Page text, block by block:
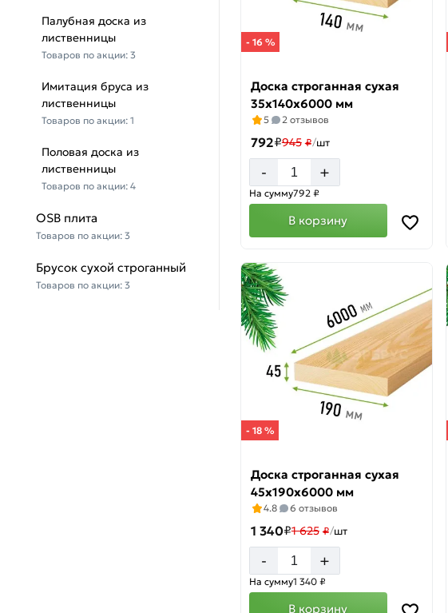
Палубная доска из
лиственницы
Товаров по акции: 3
Имитация бруса из
лиственницы
Товаров по акции: 1
Половая доска из
лиственницы
Товаров по акции: 4
OSB плита
Товаров по акции: 3
Брусок сухой строганный
Товаров по акции: 3
- 16 %
Доска строганная сухая
35х140х6000 мм
5 2 отзывов
792₽945 ₽/шт
- +
На сумму792 ₽
В корзину
- 18 %
Доска строганная сухая
45х190х6000 мм
4.8 6 отзывов
1 340₽1 625 ₽/шт
- +
На сумму1 340 ₽
В корзину